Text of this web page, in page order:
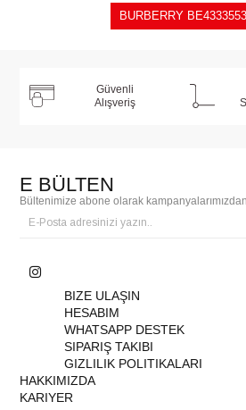
BURBERRY
Güvenli
Alışveriş
E BÜLTEN
Bültenimize abone olarak
BIZE ULAŞIN
HESABIM
WHATSAPP DESTEK
SIPARIŞ TAKIBI
GIZLILIK POLITIKALARI
HAKKIMIZDA
KARIYER